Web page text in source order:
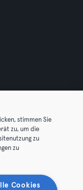
rights reserved.
widerrufen
stimmen Sie
zu, um die
zu
zu
Cookies